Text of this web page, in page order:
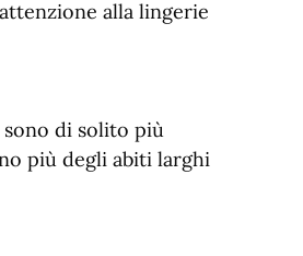
alla lingerie
di solito più
più degli abiti larghi